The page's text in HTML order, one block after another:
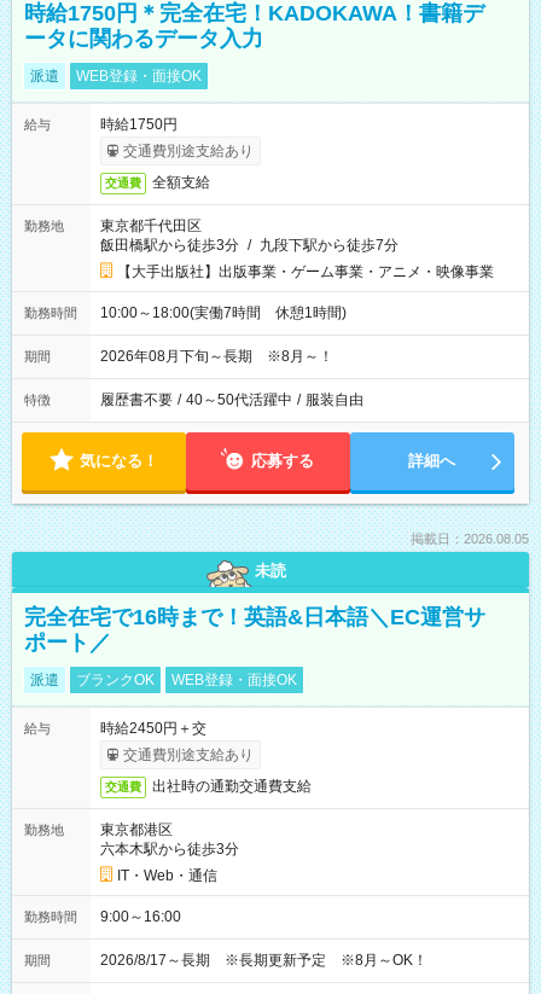
時給1750円＊完全在宅！KADOKAWA！書籍デ
ータに関わるデータ入力
派遣 WEB登録・面接OK
給与
時給1750円
交通費別途支給あり
交通費 全額支給
勤務地
東京都千代田区
飯田橋駅から徒歩3分 / 九段下駅から徒歩7分
【大手出版社】出版事業・ゲーム事業・アニメ・映像事業
勤務時間 10:00～18:00(実働7時間 休憩1時間)
期間 2026年08月下旬～長期 ※8月～！
特徴 履歴書不要 / 40～50代活躍中 / 服装自由
気になる！ 応募する 詳細へ
掲載日：2026.08.05
未読
完全在宅で16時まで！英語&日本語＼EC運営サ
ポート／
派遣 ブランクOK WEB登録・面接OK
給与
時給2450円＋交
交通費別途支給あり
交通費 出社時の通勤交通費支給
勤務地
東京都港区
六本木駅から徒歩3分
IT・Web・通信
勤務時間 9:00～16:00
期間 2026/8/17～長期 ※長期更新予定 ※8月～OK！